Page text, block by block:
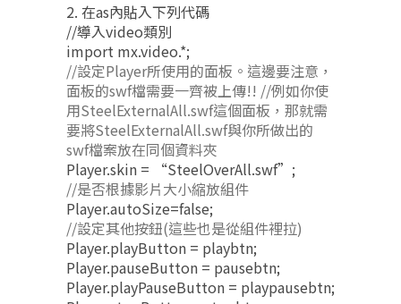
2. 在as內貼入下列代碼
//導入video類別
import mx.video.*;
//設定Player所使用的面板。這邊要注意，
面板的swf檔需要一齊被上傳!! //例如你使
用SteelExternalAll.swf這個面板，那就需
要將SteelExternalAll.swf與你所做出的
swf檔案放在同個資料夾
Player.skin = “SteelOverAll.swf”;
//是否根據影片大小縮放組件
Player.autoSize=false;
//設定其他按鈕(這些也是從組件裡拉)
Player.playButton = playbtn;
Player.pauseButton = pausebtn;
Player.playPauseButton = playpausebtn;